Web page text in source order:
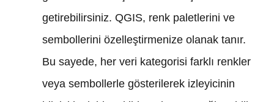
getirebilirsiniz. QGIS, renk paletlerini ve
sembollerini özelleştirmenize olanak tanır.
Bu sayede, her veri kategorisi farklı renkler
veya sembollerle gösterilerek izleyicinin